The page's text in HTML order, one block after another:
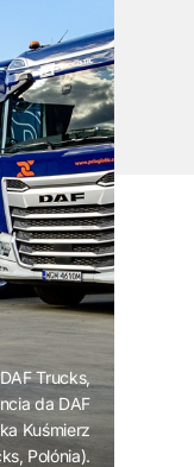
Trucks,
da DAF
Kuśmierz
Polónia).